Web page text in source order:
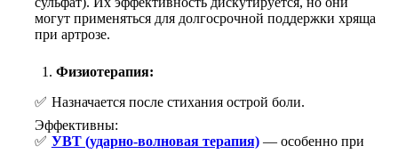
могут применяться для долгосрочной поддержки хряща
при артрозе.
Физиотерапия:
Назначается после стихания острой боли.
Эффективны:
УВТ (ударно-волновая терапия)— особенно при